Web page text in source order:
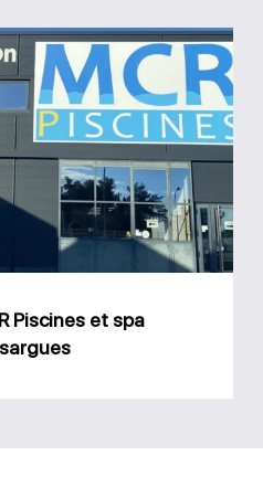
Magasin
MCR
Piscines
et
spa
Caissargues
Piscines et spa